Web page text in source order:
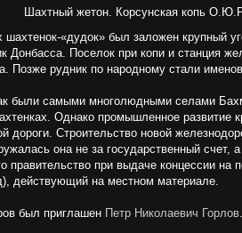
Шахтный жетон. Корсунская копь
шахтенок-«дудок» был заложен крупный
Донбасса. Поселок при копи и станция
Позже рудник по народному стали
были самыми многолюдными селами
Однако промышленное развитие
дороги. Строительство новой
она не за государственный счет,
правительство при выдаче концессии на
действующий на местном материале.
был приглашен Петр Николаевич Горлов.